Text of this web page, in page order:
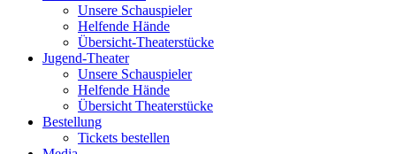
Unsere Schauspieler
Helfende Hände
Übersicht-Theaterstücke
Jugend-Theater
Unsere Schauspieler
Helfende Hände
Übersicht Theaterstücke
Bestellung
Tickets bestellen